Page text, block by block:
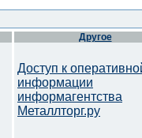
Другое
Доступ к
информации
информагентства
Металлторг.ру